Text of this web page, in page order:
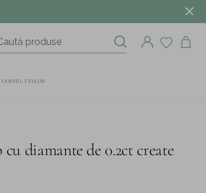
TEILOR
diamante de 0.2ct create